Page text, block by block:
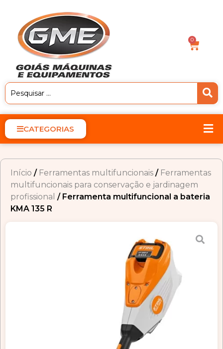
0
CATEGORIAS
Início / Ferramentas multifuncionais / Ferramentas
multifuncionais para conservação e jardinagem
profissional / Ferramenta multifuncional a bateria
KMA 135 R